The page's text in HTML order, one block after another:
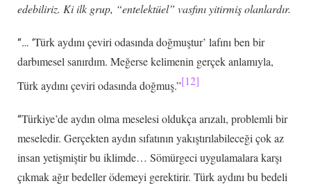
edebiliriz. Ki ilk grup, “entelektüel” vasfını yitirmiş olanlardır.
“… ‘Türk aydını çeviri odasında doğmuştur’ lafını ben bir
darbımesel sanırdım. Meğerse kelimenin gerçek anlamıyla,
Türk aydını çeviri odasında doğmuş.”[12]
“Türkiye’de aydın olma meselesi oldukça arızalı, problemli bir
meseledir. Gerçekten aydın sıfatının yakıştırılabileceği çok az
insan yetişmiştir bu iklimde… Sömürgeci uygulamalara karşı
çıkmak ağır bedeller ödemeyi gerektirir. Türk aydını bu bedeli